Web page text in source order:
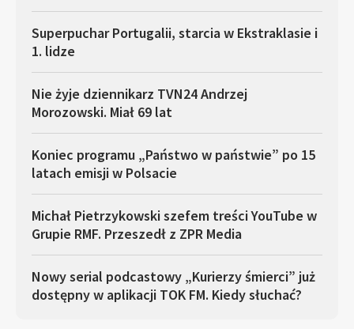
Superpuchar Portugalii, starcia w Ekstraklasie i
1. lidze
Nie żyje dziennikarz TVN24 Andrzej
Morozowski. Miał 69 lat
Koniec programu „Państwo w państwie” po 15
latach emisji w Polsacie
Michał Pietrzykowski szefem treści YouTube w
Grupie RMF. Przeszedł z ZPR Media
Nowy serial podcastowy „Kurierzy śmierci” już
dostępny w aplikacji TOK FM. Kiedy słuchać?